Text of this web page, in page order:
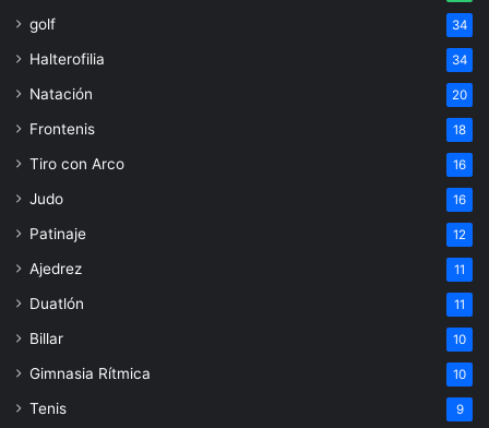
golf 34
Halterofilia 34
Natación 20
Frontenis 18
Tiro con Arco 16
Judo 16
Patinaje 12
Ajedrez 11
Duatlón 11
Billar 10
Gimnasia Rítmica 10
Tenis 9